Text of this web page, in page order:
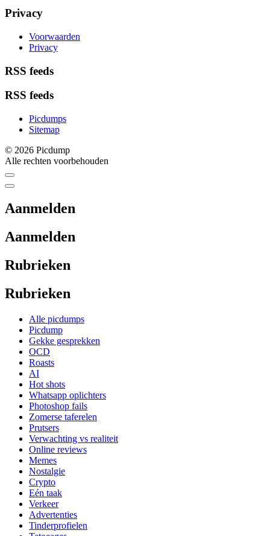
Privacy
Voorwaarden
Privacy
RSS feeds
RSS feeds
Picdumps
Sitemap
© 2026 Picdump
Alle rechten voorbehouden
Aanmelden
Aanmelden
Rubrieken
Rubrieken
Alle picdumps
Picdump
Gekke gesprekken
OCD
Roasts
AI
Hot shots
Whatsapp oplichters
Photoshop fails
Zomerse taferelen
Prutsers
Verwachting vs realiteit
Online reviews
Memes
Nostalgie
Crypto
Eén taak
Verkeer
Advertenties
Tinderprofielen